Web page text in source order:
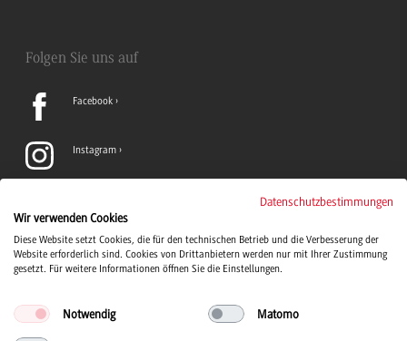
Folgen Sie uns auf
Facebook
Instagram
TikTok
Datenschutzbestimmungen
Wir verwenden Cookies
Diese Website setzt Cookies, die für den technischen Betrieb und die Verbesserung der
Website erforderlich sind. Cookies von Drittanbietern werden nur mit Ihrer Zustimmung
gesetzt. Für weitere Informationen öffnen Sie die Einstellungen.
Notwendig Matomo